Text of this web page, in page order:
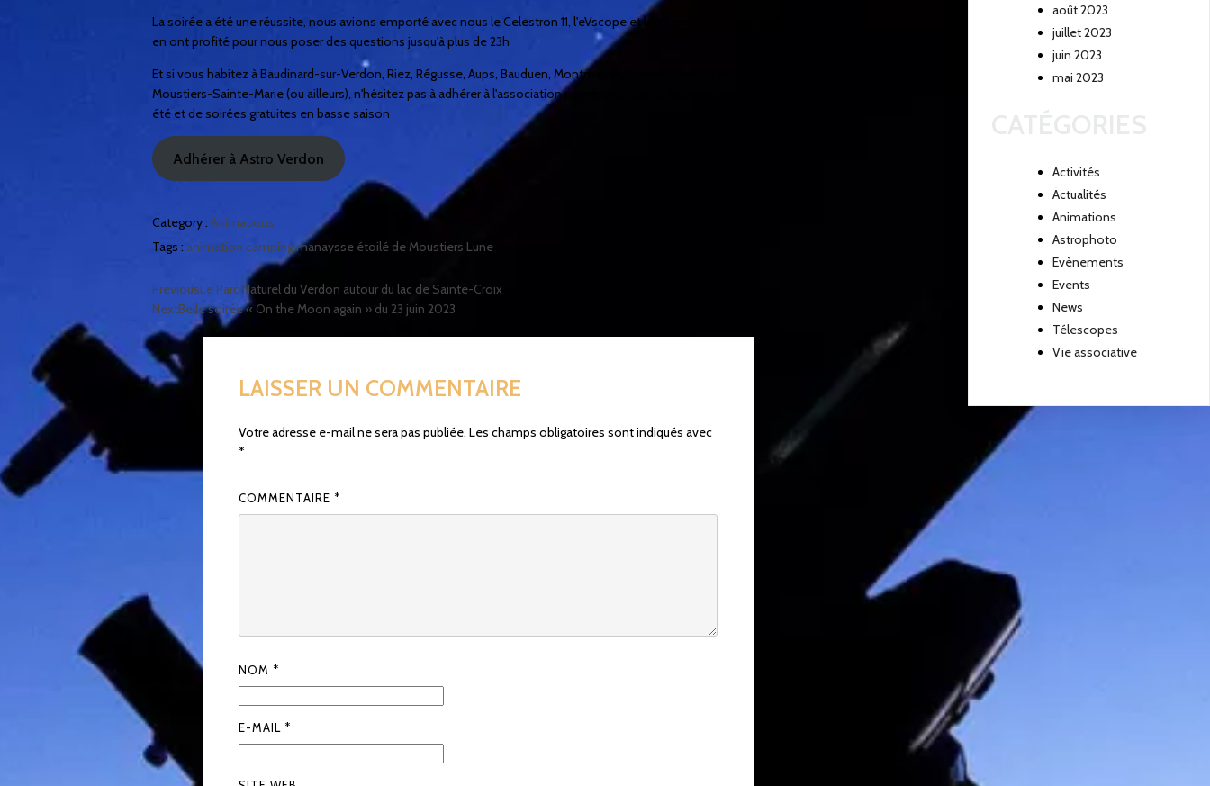
La soirée a été une réussite, nous avions emporté avec nous le Celestron 11, l'eVscope et le Vespera. Les gens nous
en ont profité pour nous poser des questions jusqu'à plus de 23h
Et si vous habitez à Baudinard-sur-Verdon, Riez, Régusse, Aups, Bauduen, Montmeyan, Sainte-Croix ou encore
Moustiers-Sainte-Marie (ou ailleurs), n'hésitez pas àadhérer à l'associationpour bénéficier de tarifs préférentiels en
été et de soirées gratuites en basse saison
Adhérer à Astro Verdon
Category : Animations
Tags : animation camping manaysse étoilé de Moustiers Lune
PreviousLe Parc Naturel du Verdon autour du lac de Sainte-Croix
NextBelle soirée « On the Moon again » du 23 juin 2023
LAISSER UN COMMENTAIRE
Votre adresse e-mail ne sera pas publiée. Les champs obligatoires sont indiqués avec
*
COMMENTAIRE *
NOM *
E-MAIL *
août 2023
juillet 2023
juin 2023
mai 2023
Activités
Actualités
Animations
Astrophoto
Evènements
Events
News
Télescopes
Vie associative